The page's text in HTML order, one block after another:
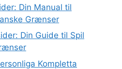
Din Manual til
Grænser
Din Guide til Spil
Kompletta